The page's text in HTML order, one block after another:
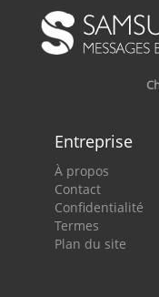
Entreprise
À propos
Contact
Confidentialité
Termes
Plan du site